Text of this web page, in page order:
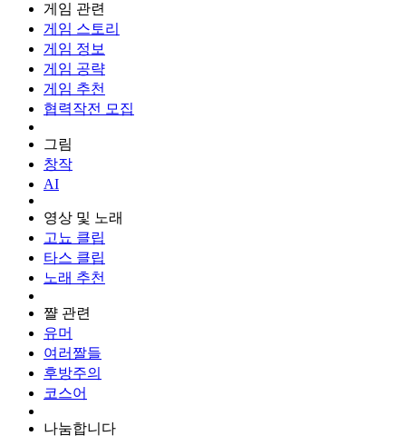
게임 관련
게임 스토리
게임 정보
게임 공략
게임 추천
협력작전 모집
그림
창작
AI
영상 및 노래
고뇨 클립
타스 클립
노래 추천
쨜 관련
유머
여러짤들
후방주의
코스어
나눔합니다